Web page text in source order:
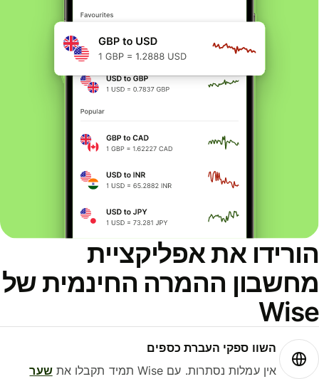
את אפליקציית
ההמרה החינמית של
השוו ספקי העברת כספים
אין עמלות נסתרות. עם Wise תמיד תקבלו את
שער